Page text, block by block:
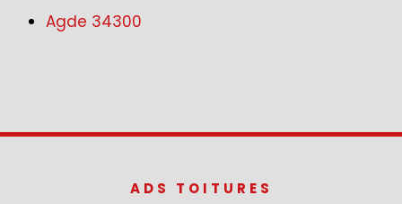
Agde 34300
ADS TOITURES